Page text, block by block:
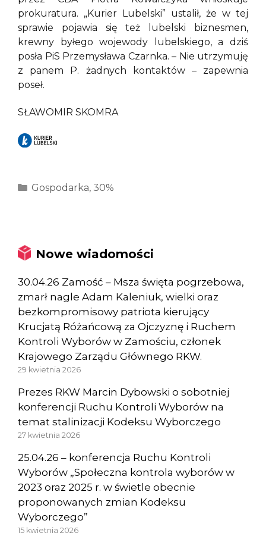
prokuratura. „Kurier Lubelski” ustalił, że w tej
sprawie pojawia się też lubelski biznesmen,
krewny byłego wojewody lubelskiego, a dziś
posła PiS Przemysława Czarnka. – Nie utrzymuję
z panem P. żadnych kontaktów – zapewnia
poseł.
SŁAWOMIR SKOMRA
Kategorie
Gospodarka, 30%
Nowe wiadomości
30.04.26 Zamość – Msza święta pogrzebowa,
zmarł nagle Adam Kaleniuk, wielki oraz
bezkompromisowy patriota kierujący
Krucjatą Różańcową za Ojczyznę i Ruchem
Kontroli Wyborów w Zamościu, członek
Krajowego Zarządu Głównego RKW.
29 kwietnia 2026
Prezes RKW Marcin Dybowski o sobotniej
konferencji Ruchu Kontroli Wyborów na
temat stalinizacji Kodeksu Wyborczego
27 kwietnia 2026
25.04.26 – konferencja Ruchu Kontroli
Wyborów „Społeczna kontrola wyborów w
2023 oraz 2025 r. w świetle obecnie
proponowanych zmian Kodeksu
Wyborczego”
15 kwietnia 2026